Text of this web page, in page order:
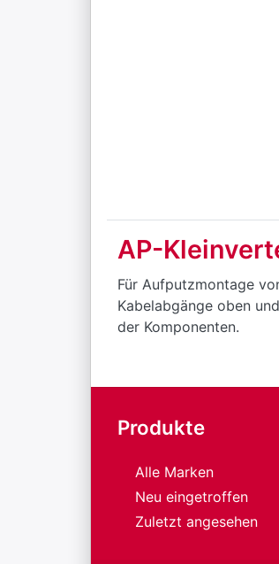
AP-
Für Aufputzmontage
Kabelabgänge oben
der Komponenten.
Produkte
Alle Marken
Neu eingetroffen
Zuletzt angesehen